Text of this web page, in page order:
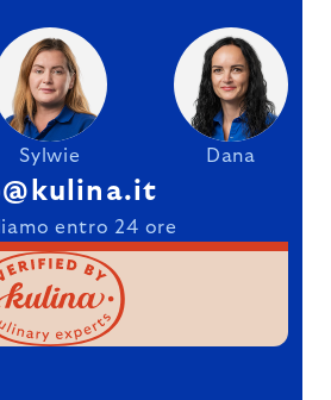
Sylwie Dana
entro 24 ore